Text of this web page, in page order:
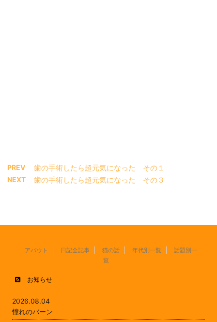
PREV 歯の手術したら超元気になった その１
NEXT 歯の手術したら超元気になった その３
アバウト 日記全記事 猫の話 年代別一覧
話題別一
覧
お知らせ
2026.08.04
憧れのバーン